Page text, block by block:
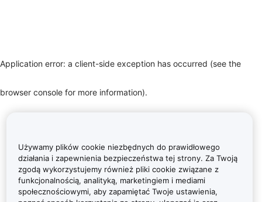
Application error: a client-side exception has occurred (see the
browser console for more information).
Używamy plików cookie niezbędnych do prawidłowego
działania i zapewnienia bezpieczeństwa tej strony. Za Twoją
zgodą wykorzystujemy również pliki cookie związane z
funkcjonalnością, analityką, marketingiem i mediami
społecznościowymi, aby zapamiętać Twoje ustawienia,